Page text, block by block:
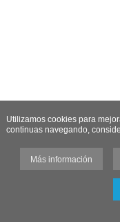
Utilizamos cookies para
continuas navegando,
Más información